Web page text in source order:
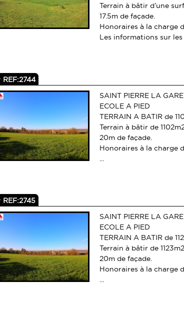
Terrain à bâtir d’une
17.5m de façade.
Honoraires à la charge
Les informations sur
REF:2744
SAINT PIERRE LA
ECOLE A PIED
TERRAIN A BATIR de
Terrain à bâtir de
20m de façade.
Honoraires à la charge
REF:2745
SAINT PIERRE LA
ECOLE A PIED
TERRAIN A BATIR de
Terrain à bâtir de
20m de façade.
Honoraires à la charge
...